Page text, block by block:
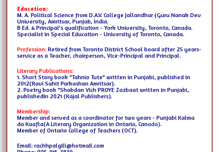
Education:
M. A. Political Science from D.A.V. College Jallandhar (Guru Nanak Dev
University, Amritsar, Punjab, India.
B Ed. & Principal’s qualification - York University, Toronto, Canada.
Specialist in Special Education - University of Toronto, Canada.
Profession: Retired from Toronto District School board after 25 years-
service as a Teacher, chairperson, Vice-Principal and Principal.
Literary Publications:
1. Short Story book “Tahnio Tute” written in Punjabi, published in
2012(Ravi Sahit Parkashan Amritsar).
2. Poetry book “Shabdan Vich PROYE Zazbaat written in Punjabi,
publishedIn 2021 (Kajal Publishers).
Membership:
Member and served as a coordinator for two years - Punjabi Kalma
da Kaafla(A Literary Organization in Ontario, Canada).
Member of Ontario College of Teachers (OCT).
Email: rachhpalgill@hotmail.com